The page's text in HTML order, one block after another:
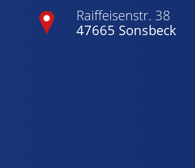
Raiffeisenstr. 38
47665 Sonsbeck